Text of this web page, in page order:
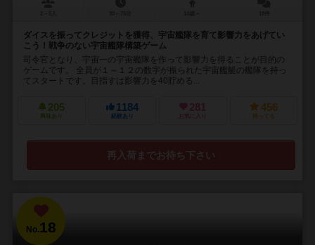
ダイスを振ってクレジットを獲得、宇宙艦隊を育て影響力をあげてい
こう！戦争のない宇宙艦隊構築ゲーム
司令官となり、宇宙一の宇宙艦隊を作って影響力を得ることが目的の
ゲームです。 全員が１～１２の数字が振られた宇宙艦艇の艦隊を持っ
てスタートです。目指すは影響力を40貯める...
205
興味あり
1184
経験あり
281
お気に入り
456
持ってる
再入荷までお待ち下さい
No.18